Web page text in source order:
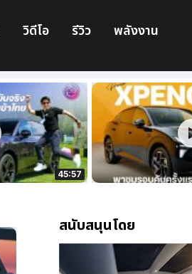
วิดีโอ รีวิว พลังงาน
45:57
สนับสนุนโดย